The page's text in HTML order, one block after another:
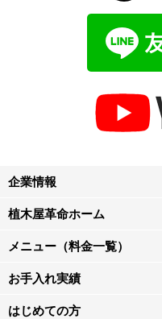
企業情報
植木屋革命ホーム
メニュー（料金一覧）
お手入れ実績
はじめての方